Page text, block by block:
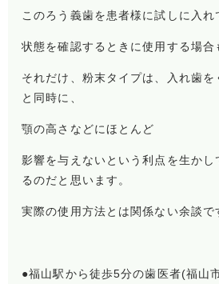
このろう義歯を患者様に試しに入れ
状態を確認するときに使用する場合
それだけ、粉末タイプは、入れ歯を
と同時に、
顎の高さなどにほとんど
影響を与えないという利点を生か
るのだと思います。
実際の使用方法とは関係ない余談で
●福山駅から徒歩5分の歯医者(福山